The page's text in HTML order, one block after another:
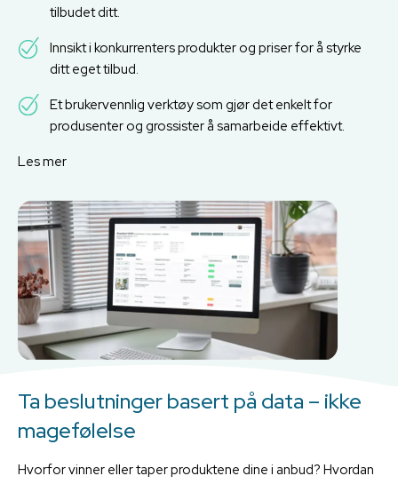
tilbudet ditt.
Innsikt i konkurrenters produkter og priser for å styrke
ditt eget tilbud.
Et brukervennlig verktøy som gjør det enkelt for
produsenter og grossister å samarbeide effektivt.
Les mer
Ta beslutninger basert på data – ikke
magefølelse
Hvorfor vinner eller taper produktene dine i anbud? Hvordan